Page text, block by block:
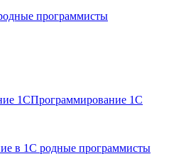
Программирование 1С